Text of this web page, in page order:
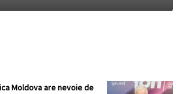
Moldova are nevoie de